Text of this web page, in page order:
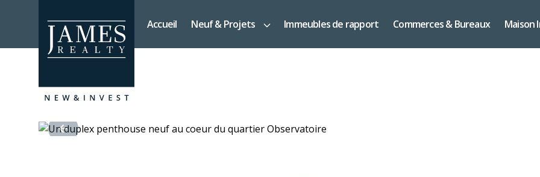
Accueil
Neuf & Projets Immeubles de rapport Commerces & Bureaux Maison